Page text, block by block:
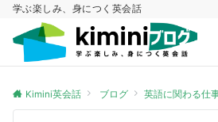
学ぶ楽しみ、身につく英会話
Kimini英会話 ブログ 英語に関わる仕